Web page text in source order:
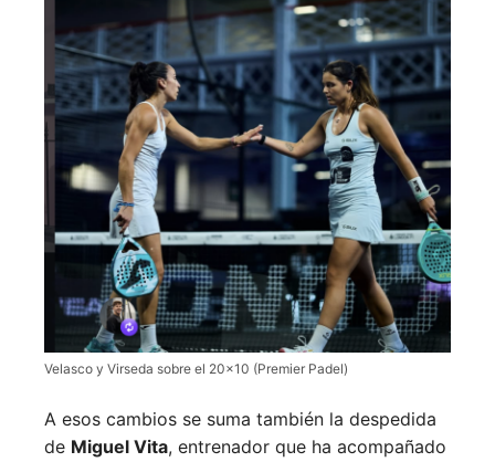
Velasco y Virseda sobre el 20×10 (Premier Padel)
A esos cambios se suma también la despedida
de Miguel Vita, entrenador que ha acompañado